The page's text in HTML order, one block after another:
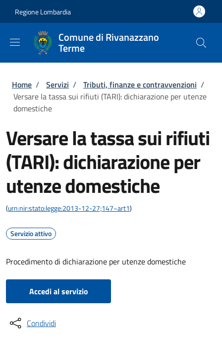
Regione Lombardia
Comune di Rivanazzano
Terme
Briciole di pane
Home / Servizi / Tributi, finanze e contravvenzioni /
Versare la tassa sui rifiuti (TARI): dichiarazione per utenze
domestiche
Versare la tassa sui rifiuti
(TARI): dichiarazione per
utenze domestiche
(urn:nir:stato:legge:2013-12-27;147~art1)
Servizio attivo
Procedimento di dichiarazione per utenze domestiche
Accedi al servizio
Condividi